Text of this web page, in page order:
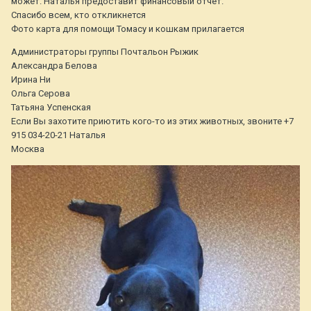
Спасибо всем, кто откликнется
Фото карта для помощи Томасу и кошкам прилагается
Администраторы группы Почтальон Рыжик
Александра Белова
Ирина Ни
Ольга Серова
Татьяна Успенская
Если Вы захотите приютить кого-то из этих животных, звоните +7
915 034-20-21 Наталья
Москва